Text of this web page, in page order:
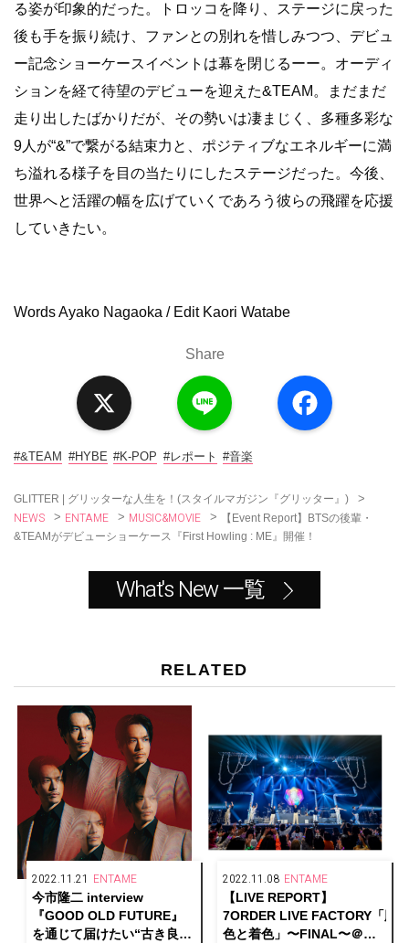
る姿が印象的だった。トロッコを降り、
ステージに戻った
後も手を振り続け、ファンとの別れを惜しみつつ、デビュ
ー記念ショーケースイベントは幕を閉じるーー。オーディ
ションを経て待望のデビューを迎えた&TEAM。まだまだ
走り出したばかりだが、その勢いは凄まじく、多種多彩な
9人が“&”で繋がる結束力と、ポジティブなエネルギーに満
ち溢れる様子を目の当たりにしたステージだった。今後、
世界へと活躍の幅を広げていくであろう彼らの飛躍を応援
していきたい。
Words Ayako Nagaoka / Edit Kaori Watabe
Share
a
c
#&TEAM #HYBE #K-POP #レポート #音楽
GLITTER | グリッターな人生を！(スタイルマガジン『グリッター』) >
NEWS > ENTAME > MUSIC&MOVIE >
【Event Report】BTSの後輩・
&TEAMがデビューショーケース『First Howling : ME』開催！
What's New 一覧
RELATED
2022.11.21 ENTAME
今市隆二 interview
『GOOD OLD FUTURE』
を通じて届けたい“古き良き
2022.11.08 ENTAME
【LIVE REPORT】
7ORDER LIVE FACTORY「脱
色と着色」〜FINAL〜＠東